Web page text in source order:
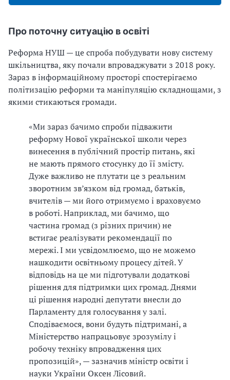
Про поточну ситуацію в освіті
Реформа НУШ — це спроба побудувати нову систему
шкільництва, яку почали впроваджувати з 2018 року.
Зараз в інформаційному просторі спостерігаємо
політизацію реформи та маніпуляцію складнощами, з
якими стикаються громади.
«Ми зараз бачимо спроби підважити
реформу Нової української школи через
винесення в публічний простір питань, які
не мають прямого стосунку до її змісту.
Дуже важливо не плутати це з реальним
зворотним зв’язком від громад, батьків,
вчителів — ми його отримуємо і враховуємо
в роботі. Наприклад, ми бачимо, що
частина громад (з різних причин) не
встигає реалізувати рекомендації по
мережі. І ми усвідомлюємо, що не можемо
нашкодити освітньому процесу дітей. У
відповідь на це ми підготували додаткові
рішення для підтримки цих громад. Днями
ці рішення народні депутати внесли до
Парламенту для голосування у залі.
Сподіваємося, вони будуть підтримані, а
Міністерство напрацьовує зрозумілу і
робочу техніку впровадження цих
пропозицій», — зазначив міністр освіти і
науки України Оксен Лісовий.